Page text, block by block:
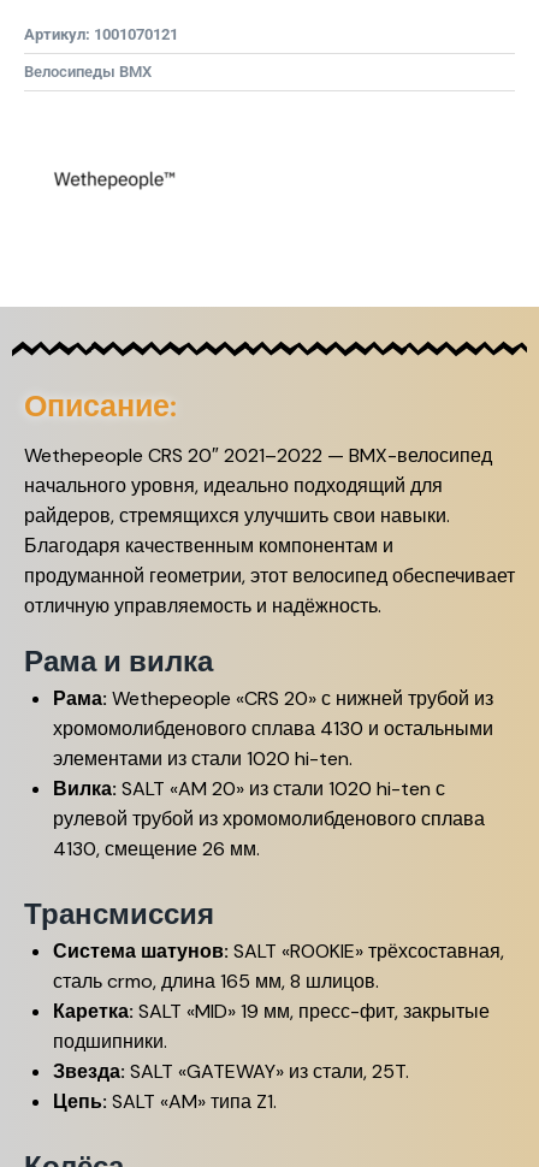
Артикул: 1001070121
Велосипеды BMX
Описание:
Wethepeople CRS 20″ 2021–2022 — BMX-велосипед
начального уровня, идеально подходящий для
райдеров, стремящихся улучшить свои навыки.
Благодаря качественным компонентам и
продуманной геометрии, этот велосипед обеспечивает
отличную управляемость и надёжность.
Рама и вилка
Рама: Wethepeople «CRS 20» с нижней трубой из
хромомолибденового сплава 4130 и остальными
элементами из стали 1020 hi-ten.
Вилка: SALT «AM 20» из стали 1020 hi-ten с
рулевой трубой из хромомолибденового сплава
4130, смещение 26 мм.
Трансмиссия
Система шатунов: SALT «ROOKIE» трёхсоставная,
сталь crmo, длина 165 мм, 8 шлицов.
Каретка: SALT «MID» 19 мм, пресс-фит, закрытые
подшипники.
Звезда: SALT «GATEWAY» из стали, 25T.
Цепь: SALT «AM» типа Z1.